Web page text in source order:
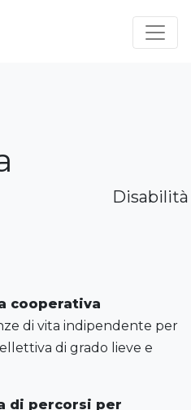
Disabilità
cooperativa
di vita indipendente per
di grado lieve e
di percorsi per